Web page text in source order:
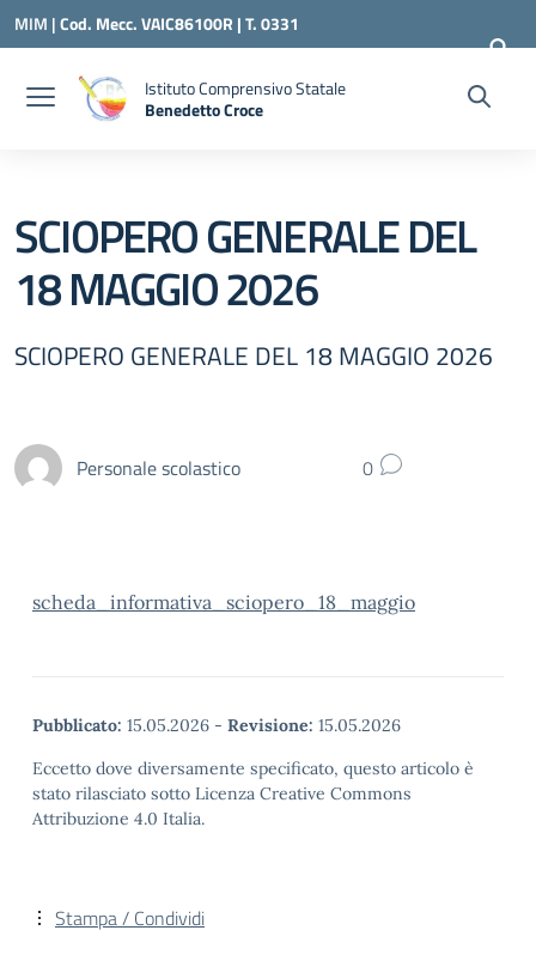
Vai ai contenuti
Vai al menu di navigazione
Vai al footer
MIM |Cod. Mecc. VAIC86100R | T. 0331
240260 | VAIC86100R@ISTRUZIONE.IT
Istituto Comprensivo Statale
Benedetto Croce
SCIOPERO GENERALE DEL
18 MAGGIO 2026
SCIOPERO GENERALE DEL 18 MAGGIO 2026
Personale scolastico 0
scheda_informativa_sciopero_18_maggio
Pubblicato: 15.05.2026 - Revisione: 15.05.2026
Eccetto dove diversamente specificato, questo articolo è
stato rilasciato sotto Licenza Creative Commons
Attribuzione 4.0 Italia.
Stampa / Condividi